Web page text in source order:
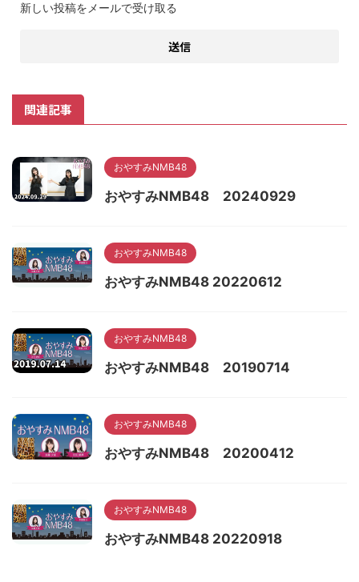
新しい投稿をメールで受け取る
関連記事
おやすみNMB48
おやすみNMB48 20240929
おやすみNMB48
おやすみNMB48 20220612
おやすみNMB48
おやすみNMB48 20190714
おやすみNMB48
おやすみNMB48 20200412
おやすみNMB48
おやすみNMB48 20220918